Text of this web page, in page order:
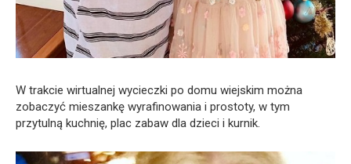
W trakcie wirtualnej wycieczki po domu wiejskim można
zobaczyć mieszankę wyrafinowania i prostoty, w tym
przytulną kuchnię, plac zabaw dla dzieci i kurnik.